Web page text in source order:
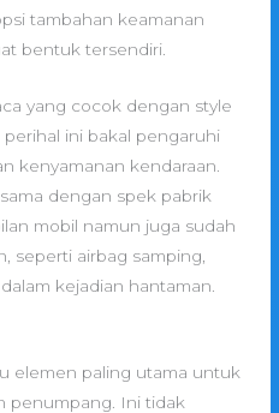
tambahan keamanan
bentuk tersendiri.
yang cocok dengan style
ini bakal pengaruhi
kenyamanan kendaraan.
dengan spek pabrik
mobil namun juga sudah
seperti airbag samping,
kejadian hantaman.
elemen paling utama untuk
penumpang. Ini tidak